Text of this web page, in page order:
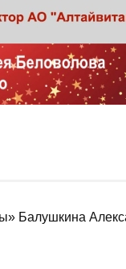
Балушкина